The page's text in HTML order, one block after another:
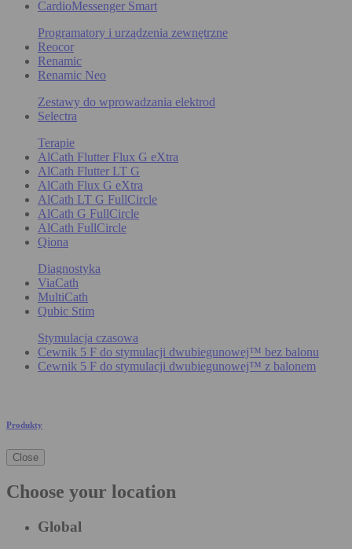
CardioMessenger Smart
Programatory i urządzenia zewnętrzne
Reocor
Renamic
Renamic Neo
Zestawy do wprowadzania elektrod
Selectra
Terapie
AlCath Flutter Flux G eXtra
AlCath Flutter LT G
AlCath Flux G eXtra
AlCath LT G FullCircle
AlCath G FullCircle
AlCath FullCircle
Qiona
Diagnostyka
ViaCath
MultiCath
Qubic Stim
Stymulacja czasowa
Cewnik 5 F do stymulacji dwubiegunowej™ bez balonu
Cewnik 5 F do stymulacji dwubiegunowej™ z balonem
Produkty
Close
Choose your location
Global